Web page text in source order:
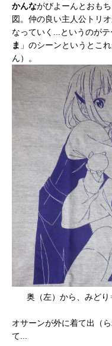
かんながびよーんとおも
図。仲の良い主人公トリ
なっていく...というのが
ま 」のシーンというとこ
ん）。
奥（左）から、みど
オサーンが外に着て出（
て...